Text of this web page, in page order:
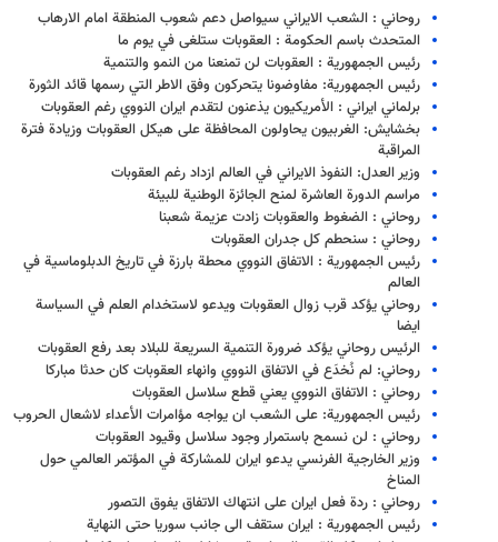
روحاني : الشعب الايراني سيواصل دعم شعوب المنطقة امام الارهاب
المتحدث باسم الحكومة : العقوبات ستلغى في يوم ما
رئيس الجمهورية : العقوبات لن تمنعنا من النمو والتنمية
رئيس الجمهورية: مفاوضونا يتحركون وفق الاطر التي رسمها قائد الثورة
برلماني ايراني : الأمريكيون يذعنون لتقدم ايران النووي رغم العقوبات
بخشايش: الغربيون يحاولون المحافظة على هيكل العقوبات وزيادة فترة
المراقبة
وزير العدل: النفوذ الايراني في العالم ازداد رغم العقوبات
مراسم الدورة العاشرة لمنح الجائزة الوطنية للبيئة
روحاني : الضغوط والعقوبات زادت عزيمة شعبنا
روحاني : سنحطم كل جدران العقوبات
رئيس الجمهورية : الاتفاق النووي محطة بارزة في تاريخ الدبلوماسية في
العالم
روحاني يؤكد قرب زوال العقوبات ويدعو لاستخدام العلم في السياسة
ايضا
الرئيس روحاني يؤكد ضرورة التنمية السريعة للبلاد بعد رفع العقوبات
روحاني: لم نُخدَع في الاتفاق النووي وانهاء العقوبات كان حدثا مباركا
روحاني : الاتفاق النووي يعني قطع سلاسل العقوبات
رئيس الجمهورية: على الشعب ان يواجه مؤامرات الأعداء لاشعال الحروب
روحاني : لن نسمح باستمرار وجود سلاسل وقيود العقوبات
وزير الخارجية الفرنسي يدعو ايران للمشاركة في المؤتمر العالمي حول
المناخ
روحاني : ردة فعل ايران على انتهاك الاتفاق يفوق التصور
رئيس الجمهورية : ايران ستقف الى جانب سوريا حتى النهاية